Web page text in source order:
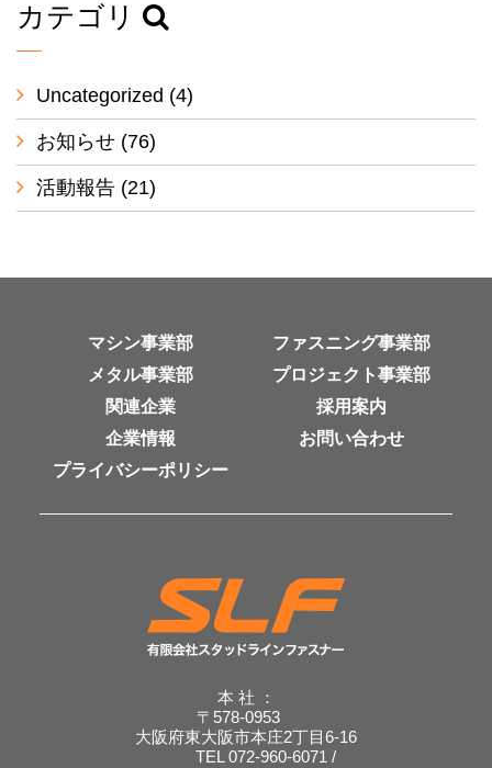
カテゴリ
Uncategorized (4)
お知らせ (76)
活動報告 (21)
マシン事業部
ファスニング事業部
メタル事業部
プロジェクト事業部
関連企業
採用案内
企業情報
お問い合わせ
プライバシーポリシー
本 社 ：
〒578-0953
大阪府東大阪市本庄2丁目6-16
TEL 072-960-6071 /